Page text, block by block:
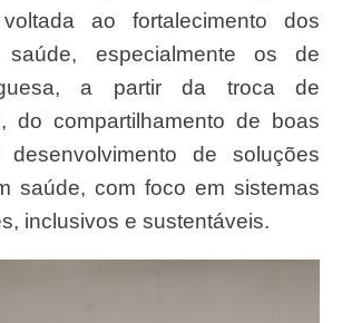
voltada ao fortalecimento dos
especialmente os de
a partir da troca de
do compartilhamento de boas
de soluções
saúde, com foco em sistemas
inclusivos e sustentáveis.